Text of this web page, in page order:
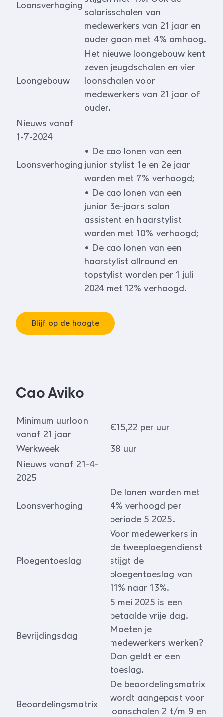
Loonsverhoging
salarisschalen van
medewerkers van 21 jaar en
ouder gaan met 4% omhoog.
Loongebouw
Het nieuwe loongebouw kent
zeven jeugdschalen en vier
loonschalen voor
medewerkers van 21 jaar of
ouder.
Nieuws vanaf
1-7-2024
Loonsverhoging
• De cao lonen van een
junior stylist 1e en 2e jaar
worden met 7% verhoogd;
• De cao lonen van een
junior 3e-jaars salon
assistent en haarstylist
worden met 10% verhoogd;
• De cao lonen van een
haarstylist allround en
topstylist worden per 1 juli
2024 met 12% verhoogd.
Blijf op de hoogte
Cao Aviko
Minimum uurloon
vanaf 21 jaar
€15,22 per uur
Werkweek
38 uur
Nieuws vanaf 21-4-
2025
Loonsverhoging
De lonen worden met
4% verhoogd per
periode 5 2025.
Ploegentoeslag
Voor medewerkers in
de tweeploegendienst
stijgt de
ploegentoeslag van
11% naar 13%.
Bevrijdingsdag
5 mei 2025 is een
betaalde vrije dag.
Moeten je
medewerkers werken?
Dan geldt er een
toeslag.
Beoordelingsmatrix
De beoordelingsmatrix
wordt aangepast voor
loonschalen 2 t/m 9 en